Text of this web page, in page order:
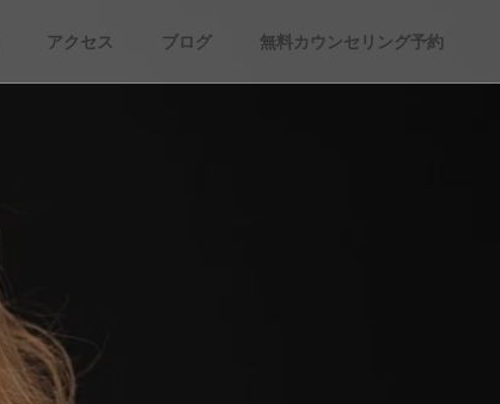
アクセス ブログ 無料カウンセリング予約